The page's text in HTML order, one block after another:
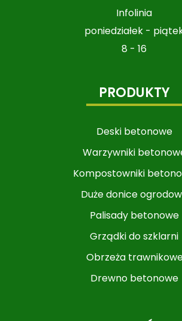
Infolinia
poniedziałek -
8 - 16
PRODUKTY
Deski betonowe
Warzywniki
Kompostowniki
Duże donice
Palisady betonowe
Grządki do szklarni
Obrzeża
Drewno betonowe